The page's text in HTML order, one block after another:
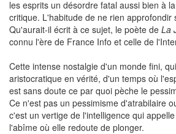
les esprits un désordre fatal aussi bien à
critique. L'habitude de ne rien approfondir
Qu'aurait-il écrit à ce sujet, le poète de La
connu l'ère de France Info et celle de
Cette intense nostalgie d'un monde fini,
aristocratique en vérité, d'un temps où
est sans doute ce par quoi pèche le
Ce n'est pas un pessimisme d'atrabilaire
c'est un vertige de l'intelligence qui
l'abîme où elle redoute de plonger.